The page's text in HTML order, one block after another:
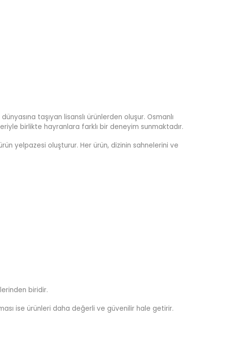
taşıyan lisanslı ürünlerden oluşur. Osmanlı
birlikte hayranlara farklı bir deneyim sunmaktadır.
yelpazesi oluşturur. Her ürün, dizinin sahnelerini ve
biridir.
ise ürünleri daha değerli ve güvenilir hale getirir.